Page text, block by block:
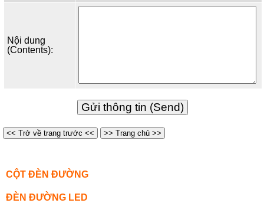
Nội dung
(Contents):
<< Trở về trang trước << >> Trang chủ >>
CỘT ĐÈN ĐƯỜNG
ĐÈN ĐƯỜNG LED